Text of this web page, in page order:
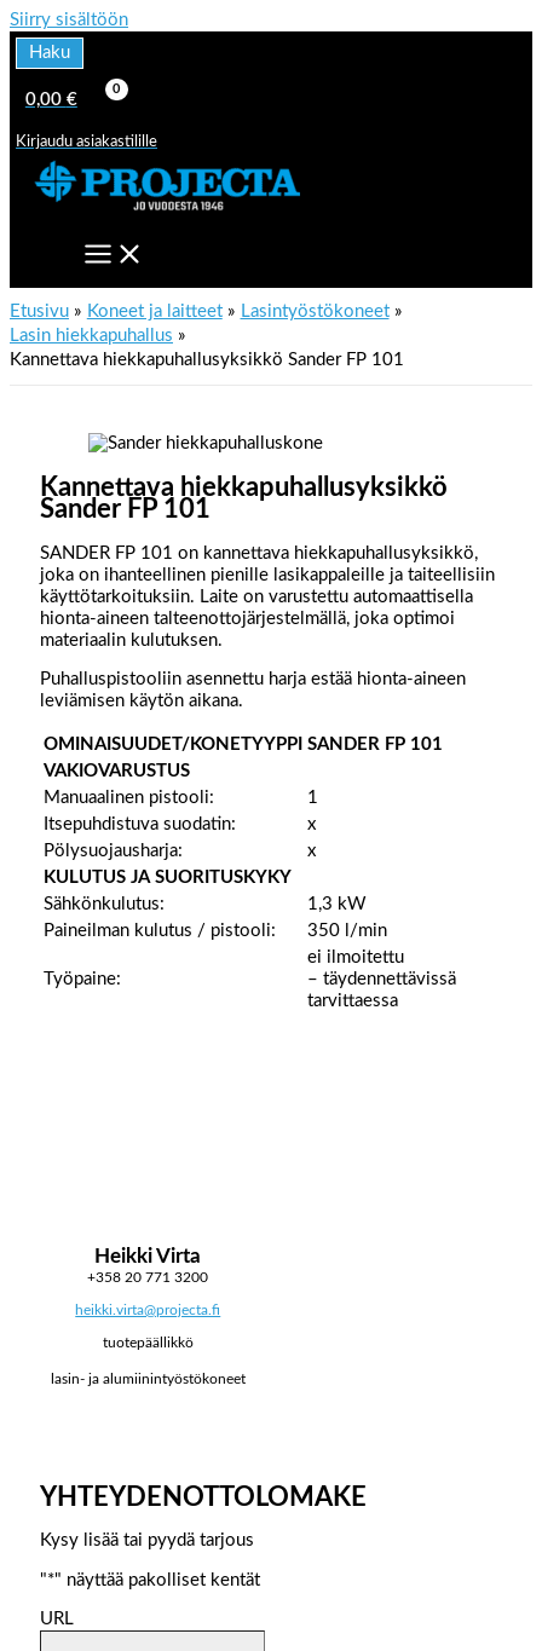
Siirry sisältöön
Haku
0,00 €
Kirjaudu asiakastilille
Etusivu Koneet ja laitteet
Lasintyöstökoneet
Lasin hiekkapuhallus
Kannettava hiekkapuhallusyksikkö Sander FP 101
Kannettava hiekkapuhallusyksikkö
Sander FP 101
SANDER FP 101 on kannettava hiekkapuhallusyksikkö,
joka on ihanteellinen pienille lasikappaleille ja taiteellisiin
käyttötarkoituksiin. Laite on varustettu automaattisella
hionta-aineen talteenottojärjestelmällä, joka optimoi
materiaalin kulutuksen.
Puhalluspistooliin asennettu harja estää hionta-aineen
leviämisen käytön aikana.
OMINAISUUDET/KONETYYPPI SANDER FP 101
VAKIOVARUSTUS
Manuaalinen pistooli:
1
Itsepuhdistuva suodatin:
x
Pölysuojausharja:
x
KULUTUS JA SUORITUSKYKY
Sähkönkulutus:
1,3 kW
Paineilman kulutus / pistooli:
350 l/min
Työpaine:
ei ilmoitettu
– täydennettävissä
tarvittaessa
Heikki Virta
+358 20 771 3200
heikki.virta@projecta.fi
tuotepäällikkö
lasin- ja alumiinintyöstökoneet
YHTEYDENOTTOLOMAKE
Kysy lisää tai pyydä tarjous
"*" näyttää pakolliset kentät
URL